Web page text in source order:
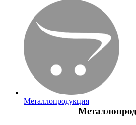
Металлопродукция